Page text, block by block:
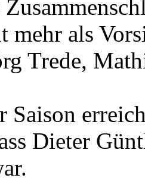
mehr als
Trede,
Saison
Dieter